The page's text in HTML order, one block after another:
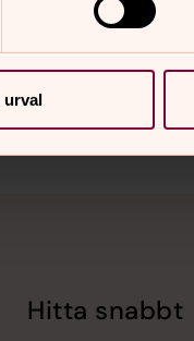
urval
Hitta snabbt